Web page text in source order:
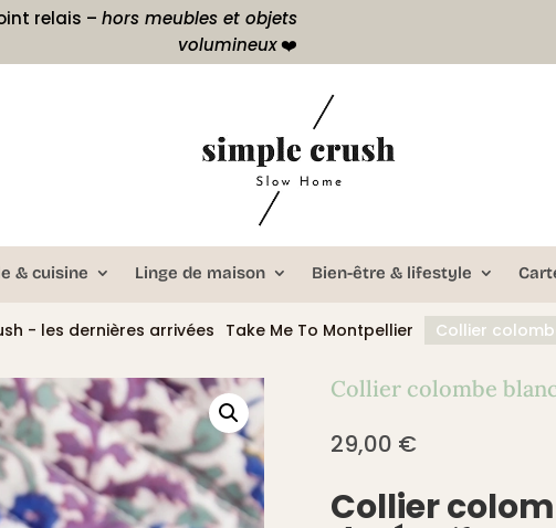
relais – hors meubles et objets
volumineux❤️
& cuisine Linge de maison Bien-être & lifestyle
- les dernières arrivées Take Me To Montpellier Collier
Collier colombe
29,00 €
Collier